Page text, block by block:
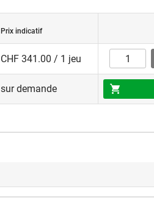
Prix indicatif
CHF 341.00 / 1 jeu
sur demande